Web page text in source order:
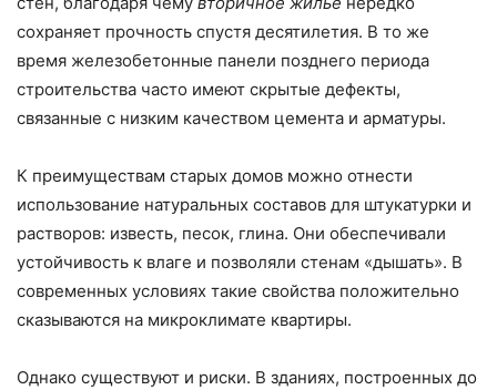
сохраняет прочность спустя десятилетия. В то же
время железобетонные панели позднего периода
строительства часто имеют скрытые дефекты,
связанные с низким качеством цемента и арматуры.
К преимуществам старых домов можно отнести
использование натуральных составов для штукатурки и
растворов: известь, песок, глина. Они обеспечивали
устойчивость к влаге и позволяли стенам «дышать». В
современных условиях такие свойства положительно
сказываются на микроклимате квартиры.
Однако существуют и риски. В зданиях, построенных до